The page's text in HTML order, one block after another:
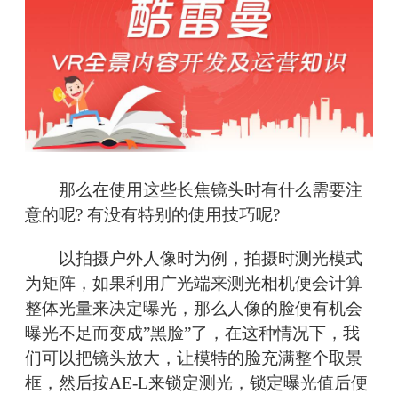
那么在使用这些长焦镜头时有什么需要注
意的呢? 有没有特别的使用技巧呢?
以拍摄户外人像时为例，拍摄时测光模式
为矩阵，如果利用广光端来测光相机便会计算
整体光量来决定曝光，那么人像的脸便有机会
曝光不足而变成”黑脸”了，在这种情况下，我
们可以把镜头放大，让模特的脸充满整个取景
框，然后按AE-L来锁定测光，锁定曝光值后便